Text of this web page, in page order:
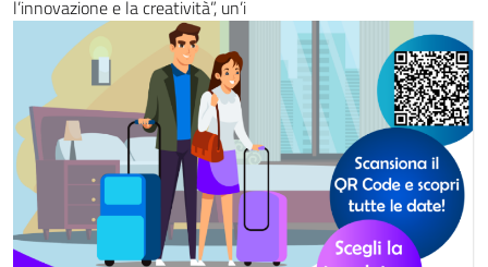
l’innovazione e la creatività”, un’i